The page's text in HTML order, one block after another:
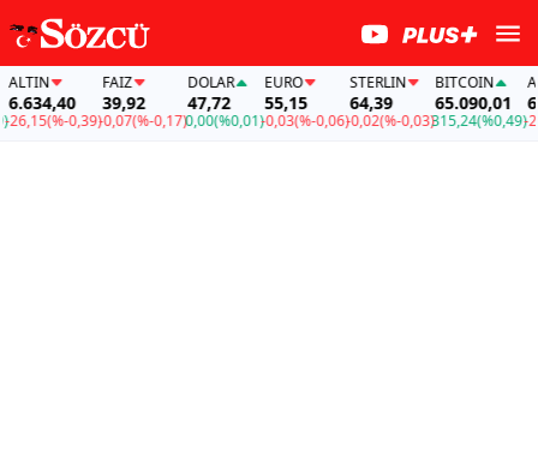
(%-0,39)
FAİZ
39,92
-0,07(%-0,17)
DOLAR
47,72
0,00(%0,01)
EURO
55,15
-0,03(%-0,06)
STERLIN
64,39
-0,02(%-0,03)
BITCOIN
65.090,01
315,24(%0,49)-